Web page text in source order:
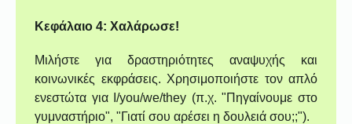
Κεφάλαιο 4: Χαλάρωσε!
Μιλήστε για δραστηριότητες αναψυχής και
κοινωνικές εκφράσεις. Χρησιμοποιήστε τον απλό
ενεστώτα για I/you/we/they (π.χ. "Πηγαίνουμε στο
γυμναστήριο", "Γιατί σου αρέσει η δουλειά σου;;").